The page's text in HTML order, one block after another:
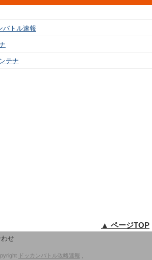
バトル速報
テナ
▲ ページTOP
せ
ドッカンバトル攻略速報